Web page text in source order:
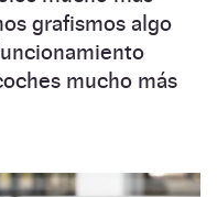
grafismos algo
mucho más